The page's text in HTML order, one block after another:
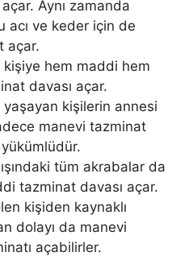
Aynı zamanda
acı ve keder için de
açar.
hem maddi hem
davası açar.
yaşayan kişilerin annesi
manevi tazminat
tüm akrabalar da
tazminat davası açar.
kişiden kaynaklı
dolayı da manevi
açabilirler.